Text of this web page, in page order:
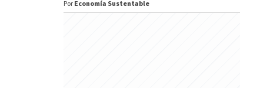
Por Economía Sustentable